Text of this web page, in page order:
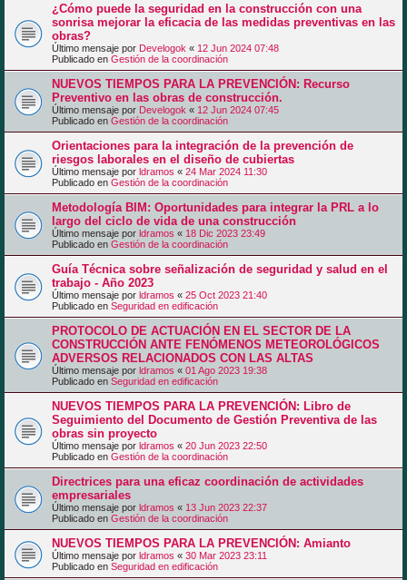
¿Cómo puede la seguridad en la construcción con una
sonrisa mejorar la eficacia de las medidas preventivas en las
obras?
Último mensaje por Develogok « 12 Jun 2024 07:48
Publicado en Gestión de la coordinación
NUEVOS TIEMPOS PARA LA PREVENCIÓN: Recurso
Preventivo en las obras de construcción.
Último mensaje por Develogok « 12 Jun 2024 07:45
Publicado en Gestión de la coordinación
Orientaciones para la integración de la prevención de
riesgos laborales en el diseño de cubiertas
Último mensaje por ldramos « 24 Mar 2024 11:30
Publicado en Gestión de la coordinación
Metodología BIM: Oportunidades para integrar la PRL a lo
largo del ciclo de vida de una construcción
Último mensaje por ldramos « 18 Dic 2023 23:49
Publicado en Gestión de la coordinación
Guía Técnica sobre señalización de seguridad y salud en el
trabajo - Año 2023
Último mensaje por ldramos « 25 Oct 2023 21:40
Publicado en Seguridad en edificación
PROTOCOLO DE ACTUACIÓN EN EL SECTOR DE LA
CONSTRUCCIÓN ANTE FENÓMENOS METEOROLÓGICOS
ADVERSOS RELACIONADOS CON LAS ALTAS
Último mensaje por ldramos « 01 Ago 2023 19:38
Publicado en Seguridad en edificación
NUEVOS TIEMPOS PARA LA PREVENCIÓN: Libro de
Seguimiento del Documento de Gestión Preventiva de las
obras sin proyecto
Último mensaje por ldramos « 20 Jun 2023 22:50
Publicado en Gestión de la coordinación
Directrices para una eficaz coordinación de actividades
empresariales
Último mensaje por ldramos « 13 Jun 2023 22:37
Publicado en Gestión de la coordinación
NUEVOS TIEMPOS PARA LA PREVENCIÓN: Amianto
Último mensaje por ldramos « 30 Mar 2023 23:11
Publicado en Seguridad en edificación